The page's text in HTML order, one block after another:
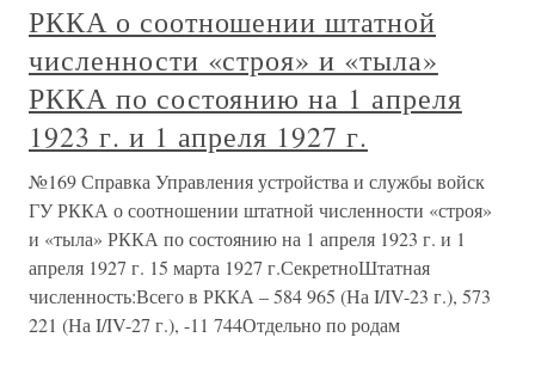
РККА о соотношении штатной
численности «строя» и «тыла»
РККА по состоянию на 1 апреля
1923 г. и 1 апреля 1927 г.
№169 Справка Управления устройства и службы войск
ГУ РККА о соотношении штатной численности «строя»
и «тыла» РККА по состоянию на 1 апреля 1923 г. и 1
апреля 1927 г. 15 марта 1927 г.СекретноШтатная
численность:Всего в РККА – 584 965 (На I/IV-23 г.), 573
221 (На I/IV-27 г.), -11 744Отдельно по родам